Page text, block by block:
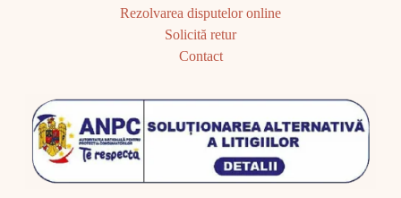
Rezolvarea disputelor online
Solicită retur
Contact